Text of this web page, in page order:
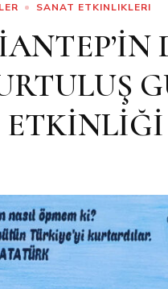
SANAT ETKINLIKLERI
ETKİNLİĞİ